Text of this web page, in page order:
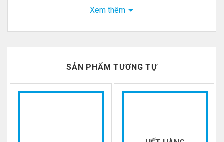
tử lớn nhất thế giới. Được đánh giá là siêu bền siêu
Xem thêm
SẢN PHẨM TƯƠNG TỰ